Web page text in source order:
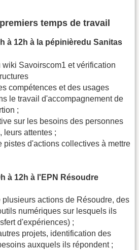
temps de travail
à 12h à la pépinièredu Sanitas
wiki Savoirscom1 et vérification
compétences et des usages
le travail d'accompagnement de
;
sur les besoins des personnes
leurs attentes ;
pistes d'actions collectives à mettre
à 12h à l'EPN Résoudre
plusieurs actions de Résoudre, des
numériques sur lesquels ils
d'expériences) ;
projets, identification des
auxquels ils répondent ;